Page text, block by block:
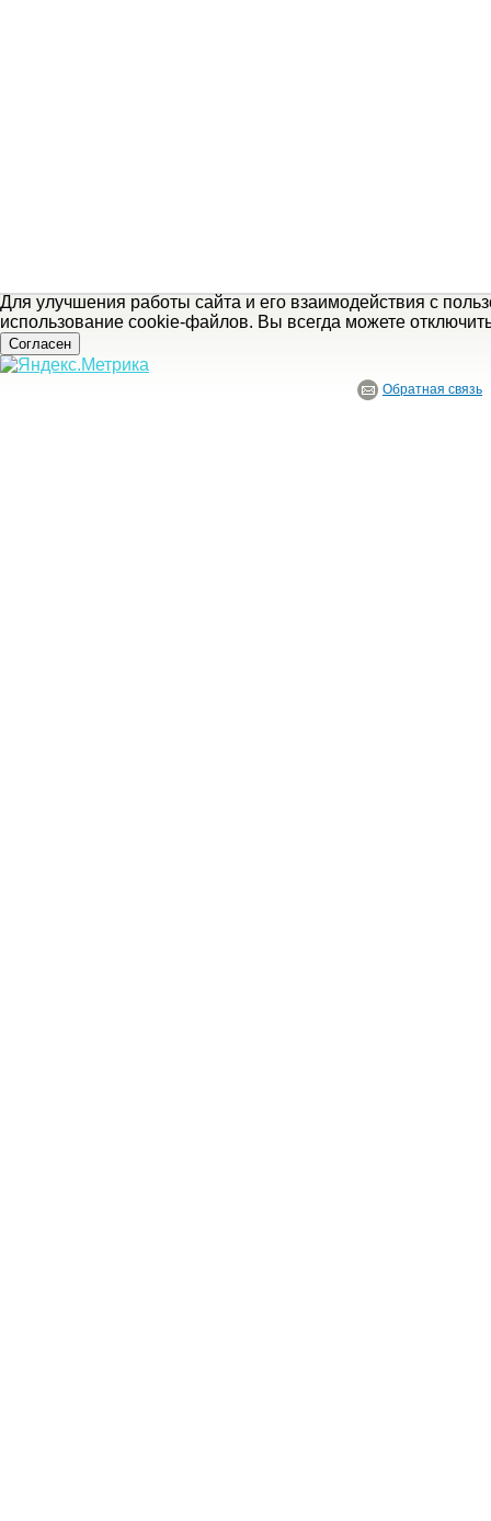
Для улучшения работы сайта и его взаимодействия с
использование cookie-файлов. Вы всегда можете
Согласен
Обратная связь